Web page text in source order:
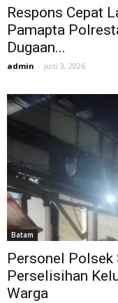
Respons Cepat
Pamapta
Dugaan...
admin - Juni 3, 2026
Batam
Personel Polsek
Perselisihan
Warga